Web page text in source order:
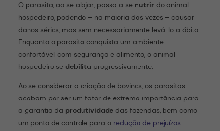
O parasita, ao se alojar, passa a se nutrir do animal
hospedeiro, podendo – na maioria das vezes – causar
danos sérios, mas sem necessariamente levá-lo a óbito.
Enquanto o parasita conquista um ambiente
confortável, com segurança e alimento, o animal
hospedeiro se debilita progressivamente.
Ao se considerar a criação de bovinos, os parasitas
acabam por ser um fator de extrema importância para
a garantia da produtividade das fazendas, bem como
um ponto de controle para a redução de prejuízos –